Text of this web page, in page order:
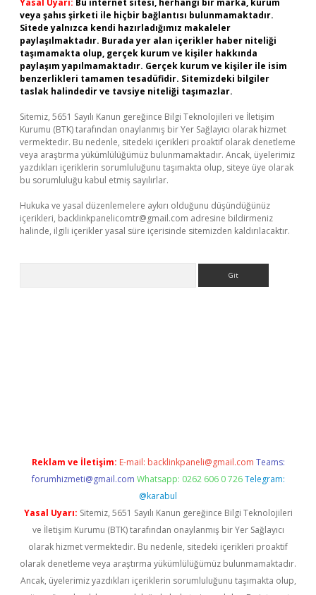
Yasal Uyarı: Bu internet sitesi, herhangi bir marka, kurum
veya şahıs şirketi ile hiçbir bağlantısı bulunmamaktadır.
Sitede yalnızca kendi hazırladığımız makaleler
paylaşılmaktadır. Burada yer alan içerikler haber niteliği
taşımamakta olup, gerçek kurum ve kişiler hakkında
paylaşım yapılmamaktadır. Gerçek kurum ve kişiler ile isim
benzerlikleri tamamen tesadüfidir. Sitemizdeki bilgiler
taslak halindedir ve tavsiye niteliği taşımazlar.
Sitemiz, 5651 Sayılı Kanun gereğince Bilgi Teknolojileri ve İletişim
Kurumu (BTK) tarafından onaylanmış bir Yer Sağlayıcı olarak hizmet
vermektedir. Bu nedenle, sitedeki içerikleri proaktif olarak denetleme
veya araştırma yükümlülüğümüz bulunmamaktadır. Ancak, üyelerimiz
yazdıkları içeriklerin sorumluluğunu taşımakta olup, siteye üye olarak
bu sorumluluğu kabul etmiş sayılırlar.
Hukuka ve yasal düzenlemelere aykırı olduğunu düşündüğünüz
içerikleri, backlinkpanelicomtr@gmail.com adresine bildirmeniz
halinde, ilgili içerikler yasal süre içerisinde sitemizden kaldırılacaktır.
Reklam ve İletişim: E-mail: backlinkpaneli@gmail.com Teams:
forumhizmeti@gmail.com Whatsapp: 0262 606 0 726 Telegram:
@karabul
Yasal Uyarı: Sitemiz, 5651 Sayılı Kanun gereğince Bilgi Teknolojileri
ve İletişim Kurumu (BTK) tarafından onaylanmış bir Yer Sağlayıcı
olarak hizmet vermektedir. Bu nedenle, sitedeki içerikleri proaktif
olarak denetleme veya araştırma yükümlülüğümüz bulunmamaktadır.
Ancak, üyelerimiz yazdıkları içeriklerin sorumluluğunu taşımakta olup,